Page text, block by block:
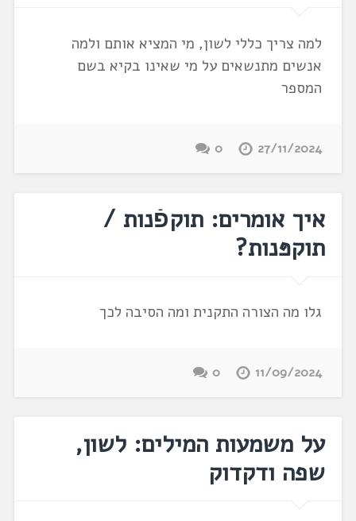
למה צריך כללי לשון, מי המציא אותם ולמה
אנשים מתנשאים על מי שאינו בקיא בשם
המספר
27/11/2024
0
איך אומרים: תוקפֿנות /
תוקפּנות?
גלו מה הצורה התקנית ומה הסיבה לכך
11/09/2024
0
על משמעות המילים: לשון,
שפה ודקדוק